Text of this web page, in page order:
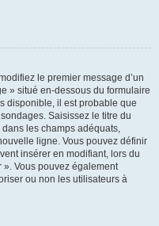
le premier message d’un
» situé en-dessous du formulaire
disponible, il est probable que
Saisissez le titre du
les champs adéquats,
ligne. Vous pouvez définir
insérer en modifiant, lors du
Vous pouvez également
ou non les utilisateurs à